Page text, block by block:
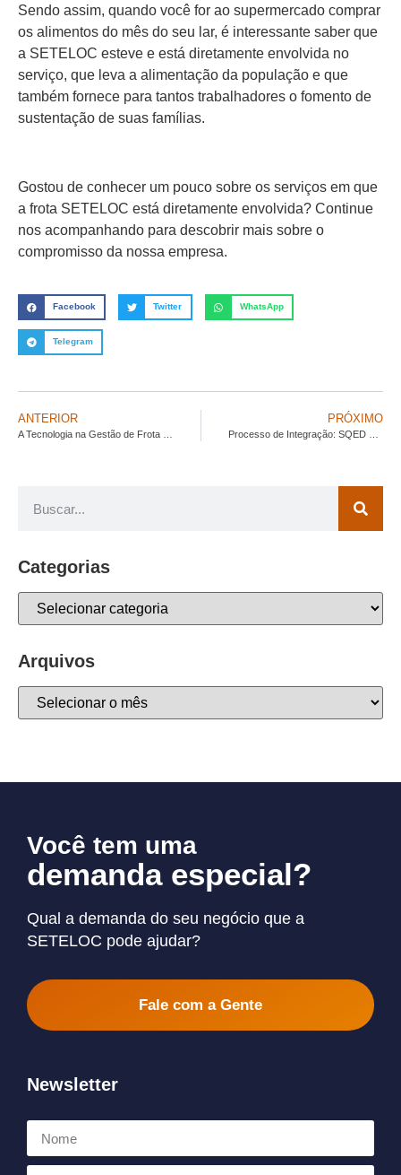
Sendo assim, quando você for ao supermercado comprar
os alimentos do mês do seu lar, é interessante saber que
a SETELOC esteve e está diretamente envolvida no
serviço, que leva a alimentação da população e que
também fornece para tantos trabalhadores o fomento de
sustentação de suas famílias.
Gostou de conhecer um pouco sobre os serviços em que
a frota SETELOC está diretamente envolvida? Continue
nos acompanhando para descobrir mais sobre o
compromisso da nossa empresa.
Facebook Twitter WhatsApp
Telegram
ANTERIOR PRÓXIMO
Categorias
Arquivos
Você tem uma
demanda especial?
Qual a demanda do seu negócio que a
SETELOC pode ajudar?
Fale com a Gente
Newsletter